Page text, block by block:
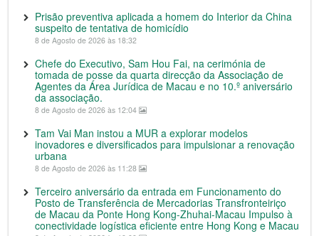
Prisão preventiva aplicada a homem do Interior da China
suspeito de tentativa de homicídio
8 de Agosto de 2026 às 18:32
Chefe do Executivo, Sam Hou Fai, na cerimónia de
tomada de posse da quarta direcção da Associação de
Agentes da Área Jurídica de Macau e no 10.º aniversário
da associação.
8 de Agosto de 2026 às 12:04
Tam Vai Man instou a MUR a explorar modelos
inovadores e diversificados para impulsionar a renovação
urbana
8 de Agosto de 2026 às 11:28
Terceiro aniversário da entrada em Funcionamento do
Posto de Transferência de Mercadorias Transfronteiriço
de Macau da Ponte Hong Kong-Zhuhai-Macau Impulso à
conectividade logística eficiente entre Hong Kong e Macau